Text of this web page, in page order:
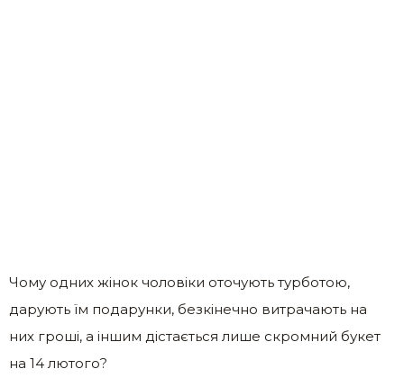
Чому одних жінок чоловіки оточують турботою,
дарують їм подарунки, безкінечно витрачають на
них гроші, а іншим дістається лише скромний букет
на 14 лютого?